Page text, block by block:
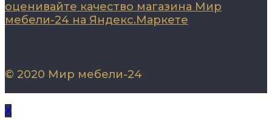
© 2020 Мир мебели-24
X